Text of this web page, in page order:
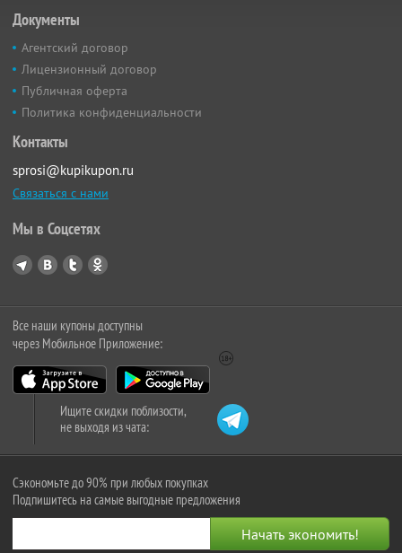
Документы
Агентский договор
Лицензионный договор
Публичная оферта
Политика конфиденциальности
Контакты
sprosi@kupikupon.ru
Связаться с нами
Мы в Соцсетях
Все наши купоны доступны
через Мобильное Приложение:
Ищите скидки поблизости,
не выходя из чата:
Сэкономьте до 90% при любых покупках
Подпишитесь на самые выгодные предложения